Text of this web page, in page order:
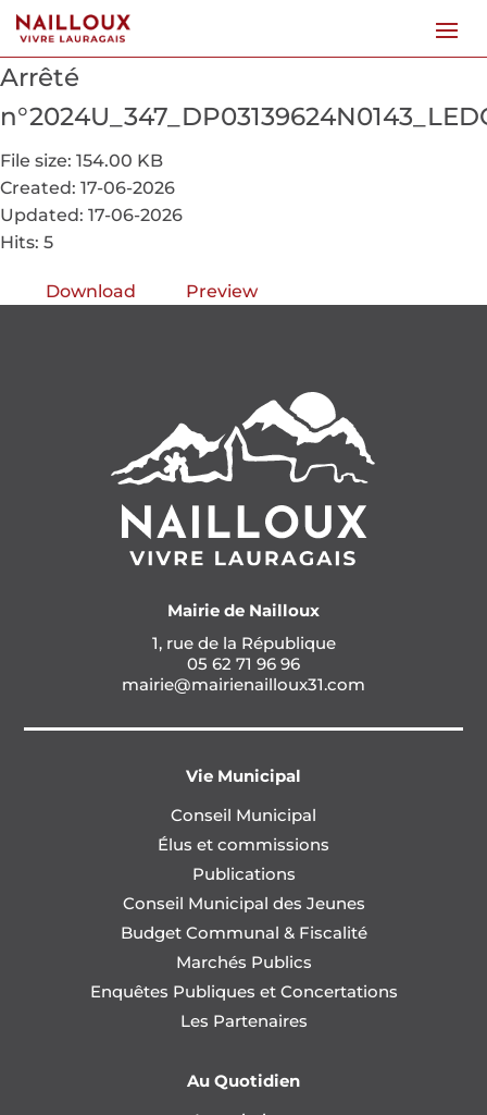
Arrêté
File size: 154.00 KB
Created: 17-06-2026
Updated: 17-06-2026
Hits: 5
Download Preview
Mairie de Nailloux
1, rue de la République
05 62 71 96 96
mairie@mairienailloux31.com
Vie Municipal
Conseil Municipal
Élus et commissions
Publications
Conseil Municipal des Jeunes
Budget Communal & Fiscalité
Marchés Publics
Enquêtes Publiques et Concertations
Les Partenaires
Au Quotidien